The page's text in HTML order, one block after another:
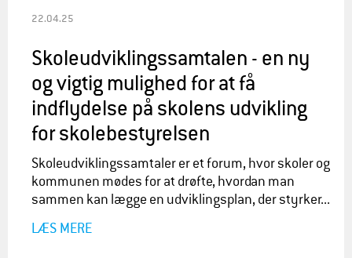
22.04.25
Skoleudviklingssamtalen - en ny
og vigtig mulighed for at få
indflydelse på skolens udvikling
for skolebestyrelsen
Skoleudviklingssamtaler er et forum, hvor skoler og
kommunen mødes for at drøfte, hvordan man
sammen kan lægge en udviklingsplan, der styrker...
LÆS MERE